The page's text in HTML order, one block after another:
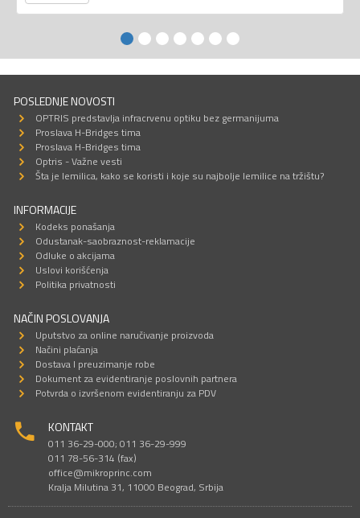
POSLEDNJE NOVOSTI
OPTRIS predstavlja infracrvenu optiku bez germanijuma
Proslava H-Bridges tima
Proslava H-Bridges tima
Optris - Važne vesti
Šta je lemilica, kako se koristi i koje su najbolje lemilice na tržištu?
INFORMACIJE
Kodeks ponašanja
Odustanak-saobraznost-reklamacije
Odluke o akcijama
Uslovi korišćenja
Politika privatnosti
NAČIN POSLOVANJA
Uputstvo za online naručivanje proizvoda
Načini plaćanja
Dostava I preuzimanje robe
Dokument za evidentiranje poslovnih partnera
Potvrda o izvršenom evidentiranju za PDV
KONTAKT
011 36-29-000; 011 36-29-999
011 78-56-314 (fax)
office@mikroprinc.com
Kralja Milutina 31, 11000 Beograd, Srbija